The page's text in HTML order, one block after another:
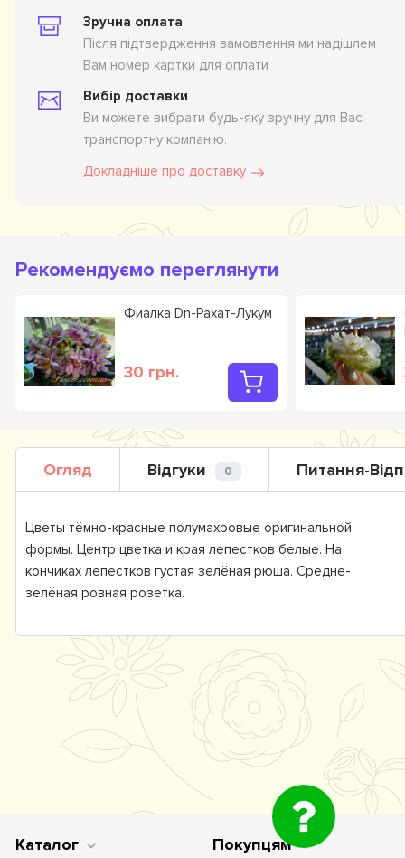
Зручна оплата
Після підтвердження замовлення ми надішлем
Вам номер картки для оплати
Вибір доставки
Ви можете вибрати будь-яку зручну для Вас
транспортну компанію.
Докладніше про доставку
Рекомендуємо переглянути
Фиалка Dn-Рахат-Лукум
30 грн.
Огляд Відгуки 0 Питання-
Цветы тёмно-красные полумахровые оригинальной
формы. Центр цветка и края лепестков белые. На
кончиках лепестков густая зелёная рюша. Средне-
зелёная ровная розетка.
Каталог Покупцям